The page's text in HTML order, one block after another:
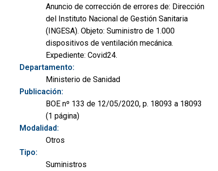
Anuncio de corrección de errores de: Dirección
del Instituto Nacional de Gestión Sanitaria
(INGESA). Objeto: Suministro de 1.000
dispositivos de ventilación mecánica.
Expediente: Covid24.
Departamento:
Ministerio de Sanidad
Publicación:
BOE nº 133 de 12/05/2020, p. 18093 a 18093
(1 página)
Modalidad:
Otros
Tipo:
Suministros